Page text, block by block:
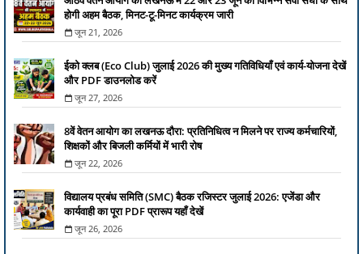
होगी अहम बैठक, मिनट-टू-मिनट कार्यक्रम जारी
जून 21, 2026
ईको क्लब (Eco Club) जुलाई 2026 की मुख्य गतिविधियाँ एवं कार्य-योजना देखें
और PDF डाउनलोड करें
जून 27, 2026
8वें वेतन आयोग का लखनऊ दौरा: प्रतिनिधित्व न मिलने पर राज्य कर्मचारियों,
शिक्षकों और बिजली कर्मियों में भारी रोष
जून 22, 2026
विद्यालय प्रबंध समिति (SMC) बैठक रजिस्टर जुलाई 2026: एजेंडा और
कार्यवाही का पूरा PDF प्रारूप यहाँ देखें
जून 26, 2026